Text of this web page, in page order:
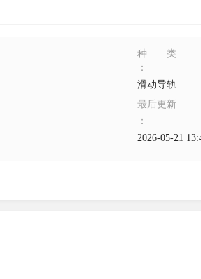
种类
：
滑动导轨
最后更新
：
2026-05-21